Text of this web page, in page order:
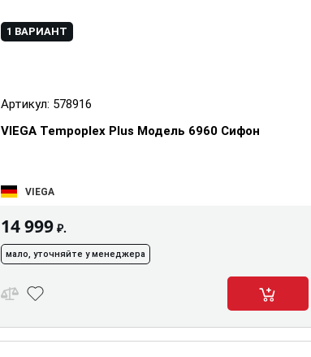
1 ВАРИАНТ
Артикул: 578916
VIEGA Tempoplex Plus Модель 6960 Сифон
VIEGA
14 999 ₽.
мало, уточняйте у менеджера